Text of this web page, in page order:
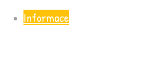
Informace